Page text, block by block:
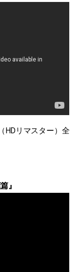
HDリマスター）全
』